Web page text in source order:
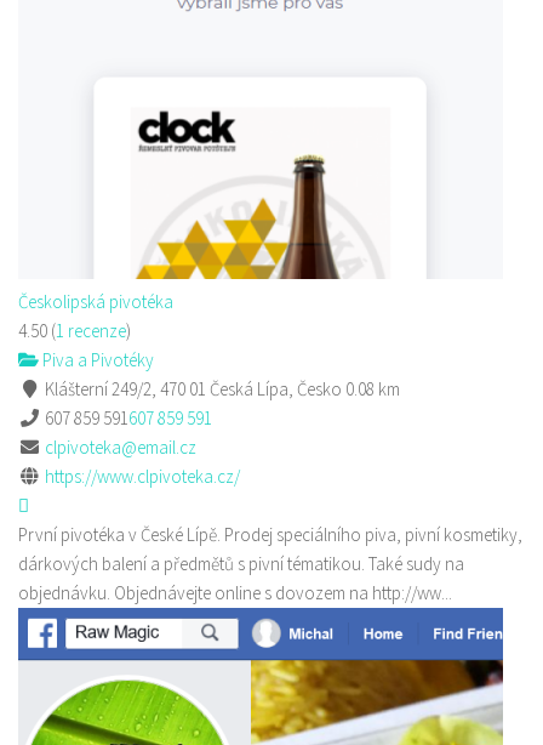
Českolipská pivotéka
4.50 (1 recenze)
Piva a Pivotéky
Klášterní 249/2, 470 01 Česká Lípa, Česko 0.08 km
607 859 591607 859 591
clpivoteka@email.cz
https://www.clpivoteka.cz/
První pivotéka v České Lípě. Prodej speciálního piva, pivní kosmetiky,
dárkových balení a předmětů s pivní tématikou. Také sudy na
objednávku. Objednávejte online s dovozem na http://ww...